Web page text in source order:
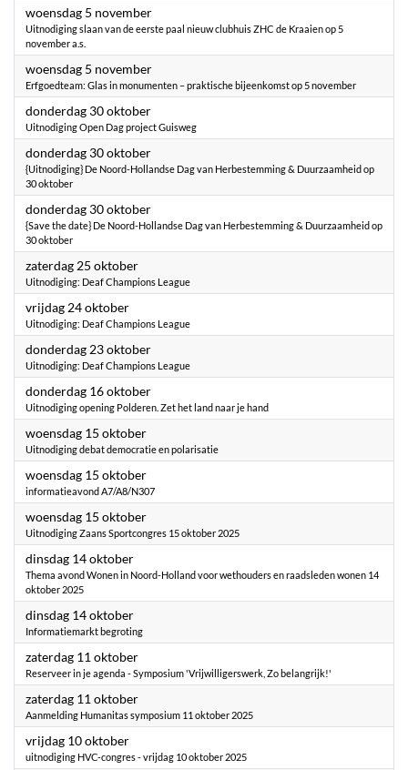
woensdag 5 november2025
Uitnodiging slaan van de eerste paal nieuw clubhuis ZHC de Kraaien op 5
november a.s.
woensdag 5 november2025
Erfgoedteam: Glas in monumenten – praktische bijeenkomst op 5 november
donderdag 30 oktober2025
Uitnodiging Open Dag project Guisweg
donderdag 30 oktober2025
{Uitnodiging} De Noord-Hollandse Dag van Herbestemming & Duurzaamheid op
30 oktober
donderdag 30 oktober2025
{Save the date} De Noord-Hollandse Dag van Herbestemming & Duurzaamheid op
30 oktober
zaterdag 25 oktober2025
Uitnodiging: Deaf Champions League
vrijdag 24 oktober2025
Uitnodiging: Deaf Champions League
donderdag 23 oktober2025
Uitnodiging: Deaf Champions League
donderdag 16 oktober2025
Uitnodiging opening Polderen. Zet het land naar je hand
woensdag 15 oktober2025
Uitnodiging debat democratie en polarisatie
woensdag 15 oktober2025
informatieavond A7/A8/N307
woensdag 15 oktober2025
Uitnodiging Zaans Sportcongres 15 oktober 2025
dinsdag 14 oktober2025
Thema avond Wonen in Noord-Holland voor wethouders en raadsleden wonen 14
oktober 2025
dinsdag 14 oktober2025
Informatiemarkt begroting
zaterdag 11 oktober2025
Reserveer in je agenda - Symposium 'Vrijwilligerswerk, Zo belangrijk!'
zaterdag 11 oktober2025
Aanmelding Humanitas symposium 11 oktober 2025
vrijdag 10 oktober2025
uitnodiging HVC-congres - vrijdag 10 oktober 2025